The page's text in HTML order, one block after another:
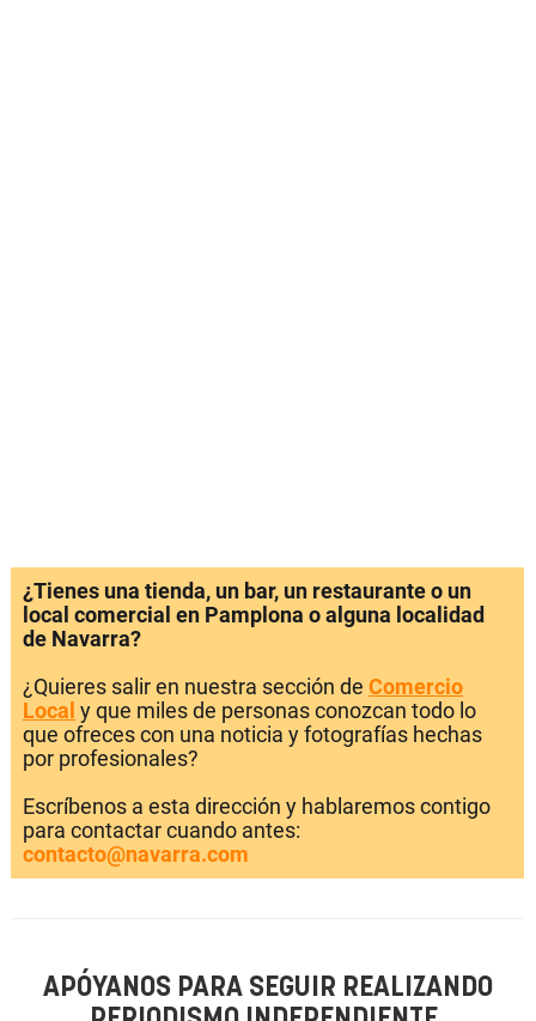
¿Tienes una tienda, un bar, un restaurante o un
local comercial en Pamplona o alguna localidad
de Navarra?
¿Quieres salir en nuestra sección de Comercio
Local y que miles de personas conozcan todo lo
que ofreces con una noticia y fotografías hechas
por profesionales?
Escríbenos a esta dirección y hablaremos contigo
para contactar cuando antes:
contacto@navarra.com
APÓYANOS PARA SEGUIR REALIZANDO